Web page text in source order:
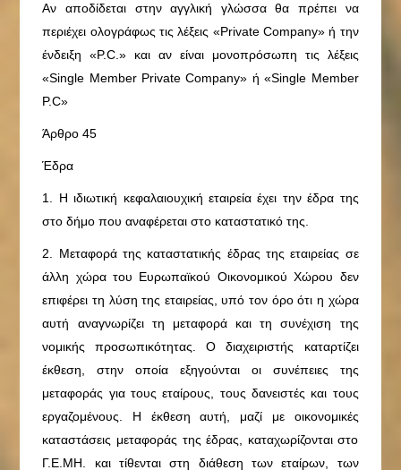
Αν αποδίδεται στην αγγλική γλώσσα θα πρέπει να
περιέχει ολογράφως τις λέξεις «Private Company» ή την
ένδειξη «P.C.» και αν είναι μονοπρόσωπη τις λέξεις
«Single Member Private Company» ή «Single Member
P.C»
Άρθρο 45
Έδρα
1. Η ιδιωτική κεφαλαιουχική εταιρεία έχει την έδρα της
στο δήμο που αναφέρεται στο καταστατικό της.
2. Μεταφορά της καταστατικής έδρας της εταιρείας σε
άλλη χώρα του Ευρωπαϊκού Οικονομικού Χώρου δεν
επιφέρει τη λύση της εταιρείας, υπό τον όρο ότι η χώρα
αυτή αναγνωρίζει τη μεταφορά και τη συνέχιση της
νομικής προσωπικότητας. Ο διαχειριστής καταρτίζει
έκθεση, στην οποία εξηγούνται οι συνέπειες της
μεταφοράς για τους εταίρους, τους δανειστές και τους
εργαζομένους. Η έκθεση αυτή, μαζί με οικονομικές
καταστάσεις μεταφοράς της έδρας, καταχωρίζονται στο
Γ.Ε.ΜΗ. και τίθενται στη διάθεση των εταίρων, των